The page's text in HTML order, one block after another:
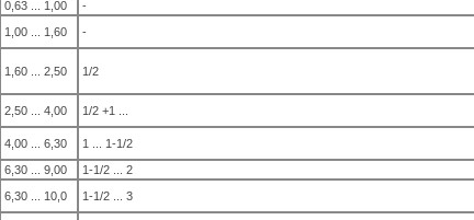
0,63 ... 1,00
-
1,00 ... 1,60
-
1,60 ... 2,50 1/2
2,50 ... 4,00 1/2 +1 ...
4,00 ... 6,30 1 ... 1-1/2
6,30 ... 9,00
1-1/2 ... 2
6,30 ... 10,0
1-1/2 ... 3